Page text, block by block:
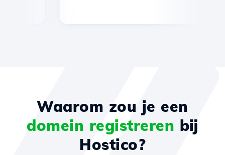
Waarom zou je een
domein registreren bij
Hostico?